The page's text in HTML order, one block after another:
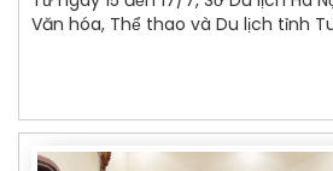
Văn hóa, Thể thao và Du lịch tỉnh
chương trình khảo sát, xây dựng